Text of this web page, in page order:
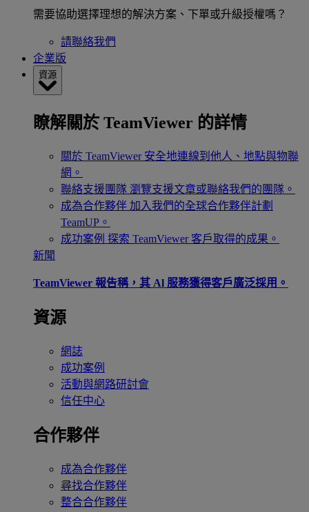
需要協助選擇理想的解決方案、下單或升級授權嗎？
請聯絡我們
企業版
資源
瞭解關於 TeamViewer 的詳情
關於 TeamViewer 安全地連線到他人、地點與物聯
網。
聯絡支援團隊 瀏覽支援文章或聯絡我們的團隊。
成為合作夥伴 加入我們的全球合作夥伴計劃
TeamUP。
成功案例 探索 TeamViewer 客戶取得的成果。
新聞
TeamViewer 報告稱，其 Al 服務獲得客戶廣泛採用。
資源
網誌
成功案例
活動與網路研討會
信任中心
合作夥伴
成為合作夥伴
尋找合作夥伴
整合合作夥伴